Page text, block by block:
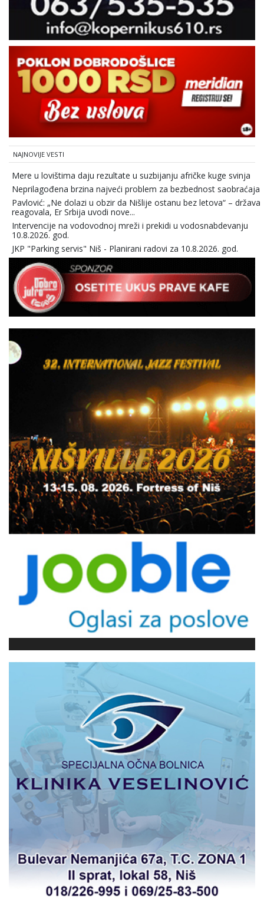
NAJNOVIJE VESTI
Mere u lovištima daju rezultate u suzbijanju afričke kuge svinja
Neprilagođena brzina najveći problem za bezbednost saobraćaja
Pavlović: „Ne dolazi u obzir da Nišlije ostanu bez letova“ – država
reagovala, Er Srbija uvodi nove...
Intervencije na vodovodnoj mreži i prekidi u vodosnabdevanju
10.8.2026. god.
JKP "Parking servis" Niš - Planirani radovi za 10.8.2026. god.